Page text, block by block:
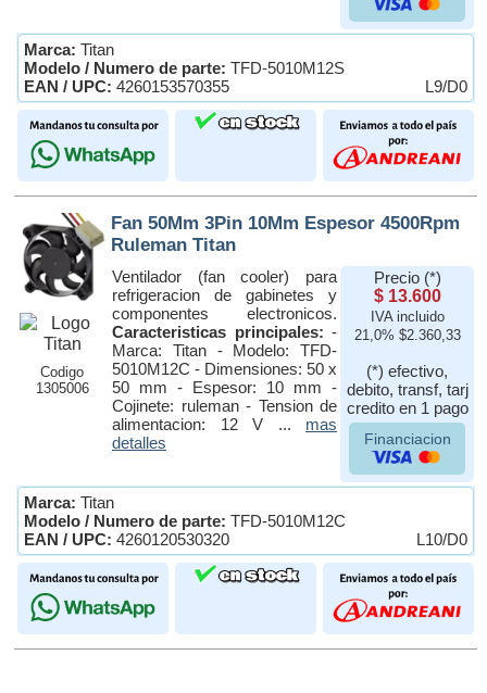
Marca: Titan
Modelo / Numero de parte: TFD-5010M12S
EAN / UPC: 4260153570355 L9/D0
Codigo
1305006
Fan 50Mm 3Pin 10Mm Espesor 4500Rpm
Ruleman Titan
Ventilador (fan cooler) para
refrigeracion de gabinetes y
componentes electronicos.
Caracteristicas principales: -
Marca: Titan - Modelo: TFD-
5010M12C - Dimensiones: 50 x
50 mm - Espesor: 10 mm -
Cojinete: ruleman - Tension de
alimentacion: 12 V ... mas
detalles
Precio (*)
$ 13.600
IVA incluido
21,0% $2.360,33
(*) efectivo,
debito, transf, tarj
credito en 1 pago
Financiacion
Marca: Titan
Modelo / Numero de parte: TFD-5010M12C
EAN / UPC: 4260120530320 L10/D0